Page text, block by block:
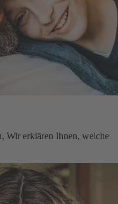
Wir erklären Ihnen, welche